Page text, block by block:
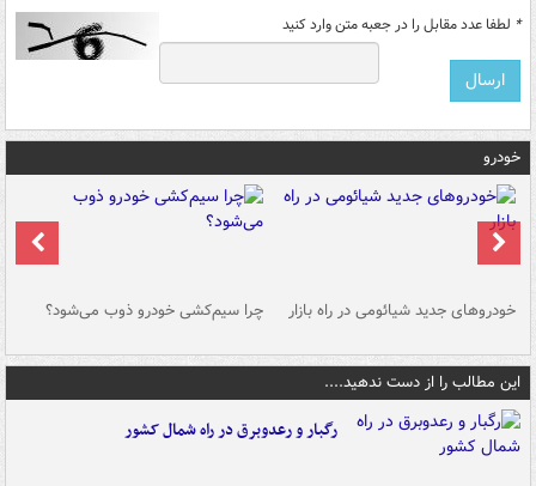
* لطفا عدد مقابل را در جعبه متن وارد کنید
خودرو
خودروهای جدید شیائومی در راه بازار چرا سیم‌کشی خودرو ذوب می‌شود؟
این مطالب را از دست ندهید....
رگبار و رعدوبرق در راه شمال کشور